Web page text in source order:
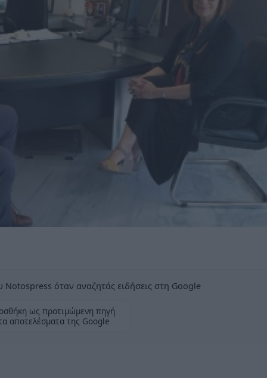
όταν αναζητάς ειδήσεις στη Google
ως προτιμώμενη πηγή
αποτελέσματα της Google